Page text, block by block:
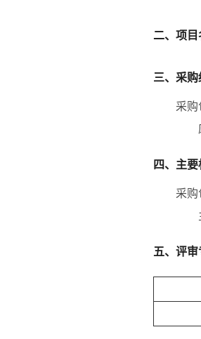
二、项目
三、采购
采购
四、主
采购
五、评审